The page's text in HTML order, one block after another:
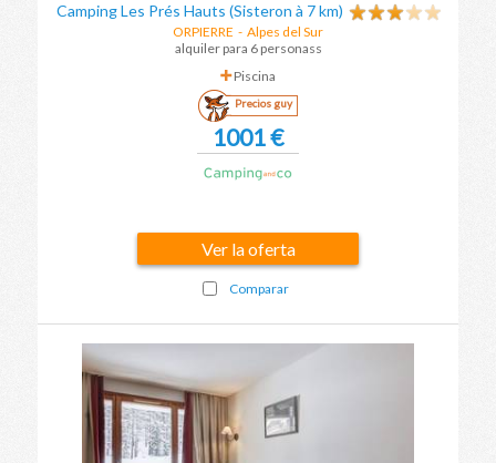
Camping Les Prés Hauts (Sisteron à 7 km)
ORPIERRE - Alpes del Sur
alquiler para 6 personass
Piscina
Precios guy
1001 €
Ver la oferta
Comparar